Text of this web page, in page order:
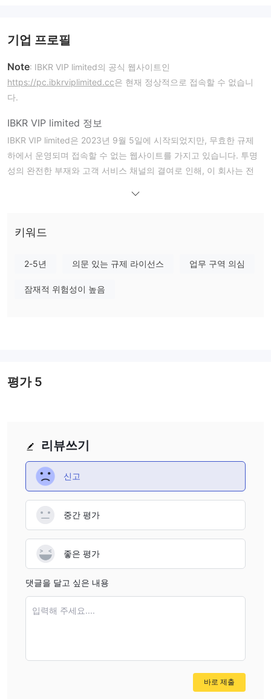
기업 프로필
Note: IBKR VIP limited의 공식 웹사이트인
https://pc.ibkrviplimited.cc은 현재 정상적으로 접속할 수 없습니
다.
IBKR VIP limited 정보
IBKR VIP limited은 2023년 9월 5일에 시작되었지만, 무효한 규제
하에서 운영되며 접속할 수 없는 웹사이트를 가지고 있습니다. 투명
성의 완전한 부재와 고객 서비스 채널의 결여로 인해, 이 회사는 전
이 브로커는 어떠한 규제 기관의 유효한 감독 없이 운영됩니다. 신뢰
으로 엄격한 산업 기준을 준수하여 고객 자금을 보호합니다.
IBKR VIP limited의 단점
수 없습니다.
한 4건의 사례가 보고되었습니다. 이는 해당 회사가 사기 브로커일
수 있다는 것을 나타냅니다.
고객 서비스 채널 결여
제공하지 않습니다. 문제가 발생하면 연락할 방법이 없습니다.
WikiFX에서의 IBKR VIP limited 부정적인 리뷰
WikiFX에서는 "노출"이라는 용어로 사용자로부터 받은 구두로 작성
된 정보를 게시합니다.
규제되지 않은 플랫폼에서 거래하기 전에 정보를 검토하고 위험을
평가하는 것이 권장됩니다. 관련 세부 정보는 저희 플랫폼을 참고하
십시오. 위험한 브로커를 "노출" 섹션에서 신고하면 저희 팀이 문제
현재까지 총 4건의 IBKR VIP limited 노출이 있으며, 그 중 2건을 아
사용자는 해당 회사가 무작위 주문을 내고 계정 잔액을 빠르게 소진
키워드
2-5년 의문 있는 규제 라이선스 업무 구역 의심
잠재적 위험성이 높음
리뷰쓰기
신고
중간 평가
좋은 평가
댓글을 달고 싶은 내용
입력해 주세요....
바로 제출
평가5